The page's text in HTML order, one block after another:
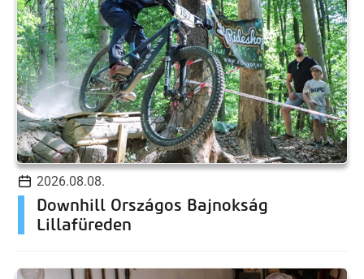
2026.08.08.
Downhill Országos Bajnokság
Lillafüreden